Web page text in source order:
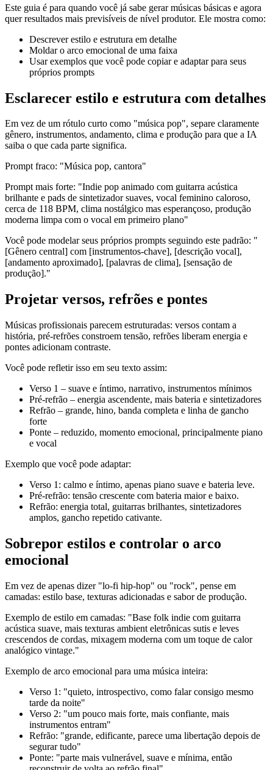
Este guia é para quando você já sabe gerar músicas básicas e agora
quer resultados mais previsíveis de nível produtor. Ele mostra como:
Descrever estilo e estrutura em detalhe
Moldar o arco emocional de uma faixa
Usar exemplos que você pode copiar e adaptar para seus
próprios prompts
Esclarecer estilo e estrutura com detalhes
Em vez de um rótulo curto como "música pop", separe claramente
gênero, instrumentos, andamento, clima e produção para que a IA
saiba o que cada parte significa.
Prompt fraco: "Música pop, cantora"
Prompt mais forte: "Indie pop animado com guitarra acústica
brilhante e pads de sintetizador suaves, vocal feminino caloroso,
cerca de 118 BPM, clima nostálgico mas esperançoso, produção
moderna limpa com o vocal em primeiro plano"
Você pode modelar seus próprios prompts seguindo este padrão: "
[Gênero central] com [instrumentos-chave], [descrição vocal],
[andamento aproximado], [palavras de clima], [sensação de
produção]."
Projetar versos, refrões e pontes
Músicas profissionais parecem estruturadas: versos contam a
história, pré-refrões constroem tensão, refrões liberam energia e
pontes adicionam contraste.
Você pode refletir isso em seu texto assim:
Verso 1 – suave e íntimo, narrativo, instrumentos mínimos
Pré-refrão – energia ascendente, mais bateria e sintetizadores
Refrão – grande, hino, banda completa e linha de gancho
forte
Ponte – reduzido, momento emocional, principalmente piano
e vocal
Exemplo que você pode adaptar:
Verso 1: calmo e íntimo, apenas piano suave e bateria leve.
Pré-refrão: tensão crescente com bateria maior e baixo.
Refrão: energia total, guitarras brilhantes, sintetizadores
amplos, gancho repetido cativante.
Sobrepor estilos e controlar o arco
emocional
Em vez de apenas dizer "lo-fi hip-hop" ou "rock", pense em
camadas: estilo base, texturas adicionadas e sabor de produção.
Exemplo de estilo em camadas: "Base folk indie com guitarra
acústica suave, mais texturas ambient eletrônicas sutis e leves
crescendos de cordas, mixagem moderna com um toque de calor
analógico vintage."
Exemplo de arco emocional para uma música inteira:
Verso 1: "quieto, introspectivo, como falar consigo mesmo
tarde da noite"
Verso 2: "um pouco mais forte, mais confiante, mais
instrumentos entram"
Refrão: "grande, edificante, parece uma libertação depois de
segurar tudo"
Ponte: "parte mais vulnerável, suave e mínima, então